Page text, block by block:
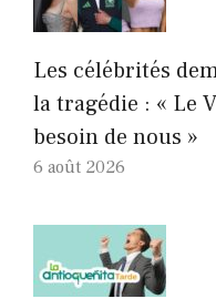
Les célébrités
la tragédie : « Le
besoin de nous »
6 août 2026